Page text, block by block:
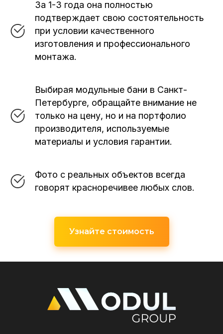
За 1-3 года она полностью
подтверждает свою состоятельность
при условии качественного
изготовления и профессионального
монтажа.
Выбирая модульные бани в Санкт-
Петербурге, обращайте внимание не
только на цену, но и на портфолио
производителя, используемые
материалы и условия гарантии.
Фото с реальных объектов всегда
говорят красноречивее любых слов.
Узнайте стоимость